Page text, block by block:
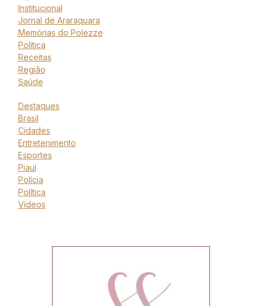
Institucional
Jornal de Araraquara
Memórias do Polezze
Política
Receitas
Região
Saúde
Destaques
Brasil
Cidades
Entretenimento
Esportes
Piauí
Polícia
Política
Vídeos